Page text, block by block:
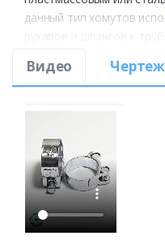
данный тип хомутов
оборудованию
цистерны). Силовые
использования в тех
конструкции, силовые
высоким зажимным
жесткостью.
Силовые хомуты VERS
Видео